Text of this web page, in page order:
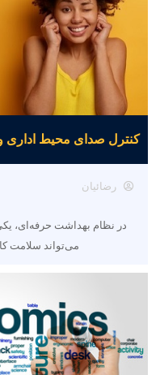
کنترل صدای محیط اداری و
رضائیان
در نظام بهداشت حرفه‌ای، یکی
می‌تواند سلامت